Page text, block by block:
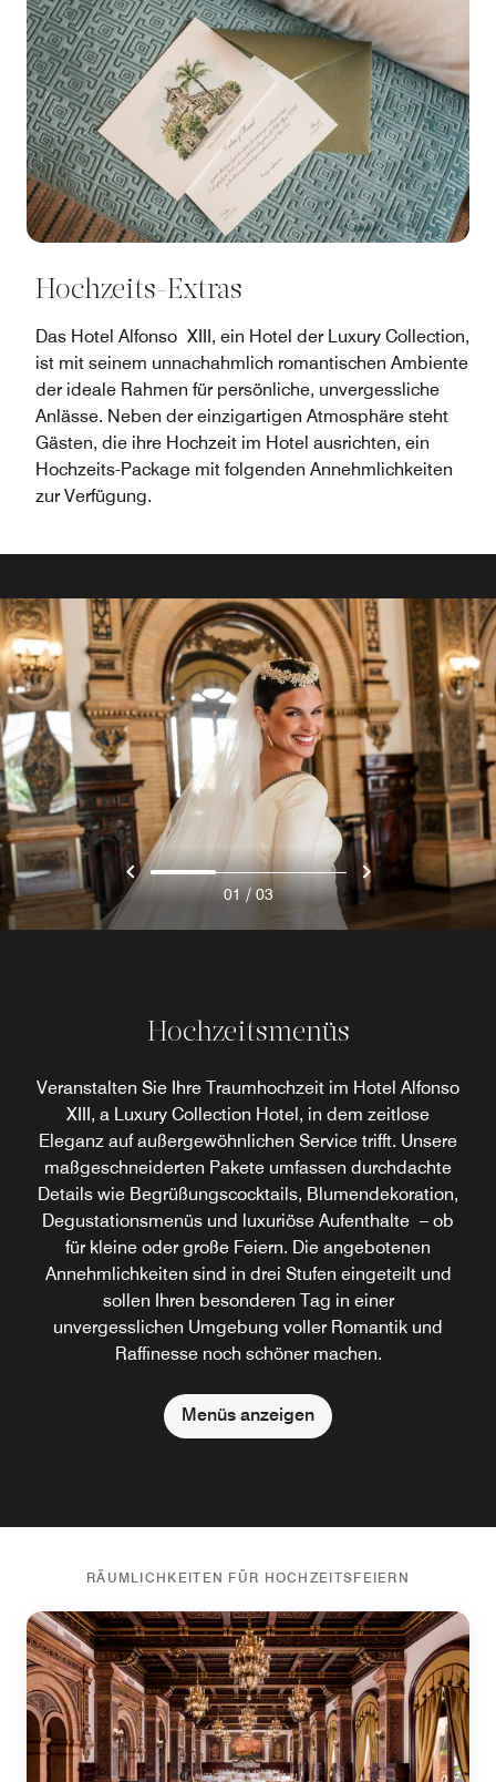
Hochzeits-Extras
Das Hotel Alfonso XIII, ein Hotel der Luxury Collection,
ist mit seinem unnachahmlich romantischen Ambiente
der ideale Rahmen für persönliche, unvergessliche
Anlässe. Neben der einzigartigen Atmosphäre steht
Gästen, die ihre Hochzeit im Hotel ausrichten, ein
Hochzeits-Package mit folgenden Annehmlichkeiten
zur Verfügung.
Hochzeitsmenüs
Veranstalten Sie Ihre Traumhochzeit im Hotel Alfonso
XIII, a Luxury Collection Hotel, in dem zeitlose
Eleganz auf außergewöhnlichen Service trifft. Unsere
maßgeschneiderten Pakete umfassen durchdachte
Details wie Begrüßungscocktails, Blumendekoration,
Degustationsmenüs und luxuriöse Aufenthalte – ob
für kleine oder große Feiern. Die angebotenen
Annehmlichkeiten sind in drei Stufen eingeteilt und
sollen Ihren besonderen Tag in einer
unvergesslichen Umgebung voller Romantik und
Raffinesse noch schöner machen.
Menüs anzeigen
01 / 03
RÄUMLICHKEITEN FÜR HOCHZEITSFEIERN